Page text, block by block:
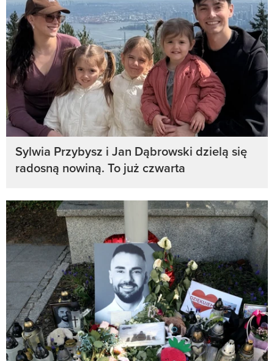
Sylwia Przybysz i Jan Dąbrowski dzielą się
radosną nowiną. To już czwarta